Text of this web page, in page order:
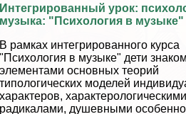
Интегрированный урок:
музыка: "Психология в музыке"
В рамках интегрированного курса
"Психология в музыке" дети
элементами основных теорий
типологических моделей
хаpaктеров, хаpaктерологическими
радикалами, душевными